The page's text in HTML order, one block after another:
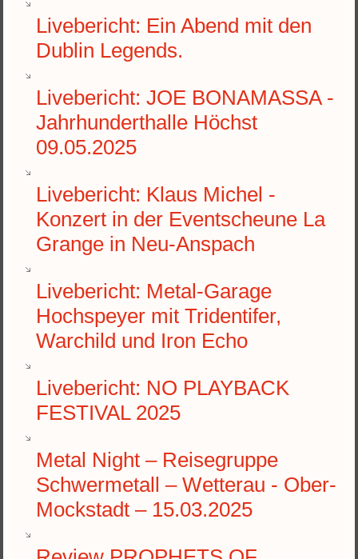
Livebericht: Ein Abend mit den
Dublin Legends.
Livebericht: JOE BONAMASSA -
Jahrhunderthalle Höchst
09.05.2025
Livebericht: Klaus Michel -
Konzert in der Eventscheune La
Grange in Neu-Anspach
Livebericht: Metal-Garage
Hochspeyer mit Tridentifer,
Warchild und Iron Echo
Livebericht: NO PLAYBACK
FESTIVAL 2025
Metal Night – Reisegruppe
Schwermetall – Wetterau - Ober-
Mockstadt – 15.03.2025